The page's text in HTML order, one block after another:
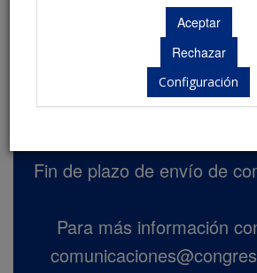
Configuración
Envío de comunicaciones
Fin de plazo de envío de
Para más información